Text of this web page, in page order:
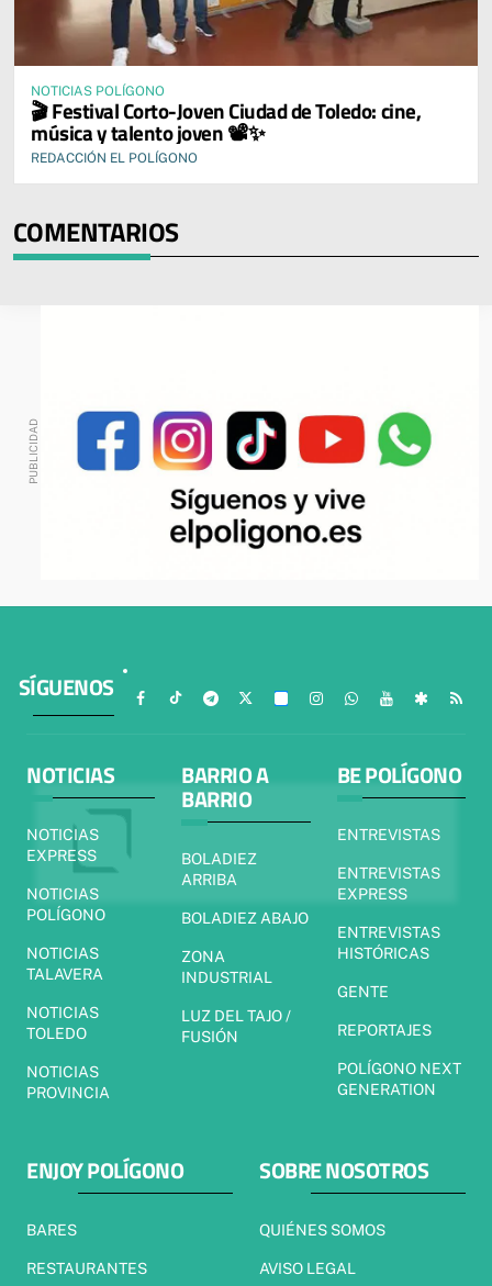
NOTICIAS POLÍGONO
🎬 Festival Corto-Joven Ciudad de Toledo: cine,
música y talento joven 📽️✨
REDACCIÓN EL POLÍGONO
COMENTARIOS
SÍGUENOS
NOTICIAS
NOTICIAS
EXPRESS
NOTICIAS
POLÍGONO
NOTICIAS
TALAVERA
NOTICIAS
TOLEDO
NOTICIAS
PROVINCIA
BARRIO A
BARRIO
BOLADIEZ
ARRIBA
BOLADIEZ ABAJO
ZONA
INDUSTRIAL
LUZ DEL TAJO /
FUSIÓN
BE POLÍGONO
ENTREVISTAS
ENTREVISTAS
EXPRESS
ENTREVISTAS
HISTÓRICAS
GENTE
REPORTAJES
POLÍGONO NEXT
GENERATION
ENJOY POLÍGONO
BARES
RESTAURANTES
SOBRE NOSOTROS
QUIÉNES SOMOS
AVISO LEGAL